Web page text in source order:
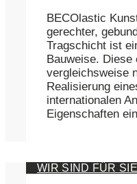
BECOlastic
gerechter,
Tragschicht ist
Bauweise. Diese
vergleichsweise
Realisierung
internationalen
Eigenschaften
WIR SIND FÜR